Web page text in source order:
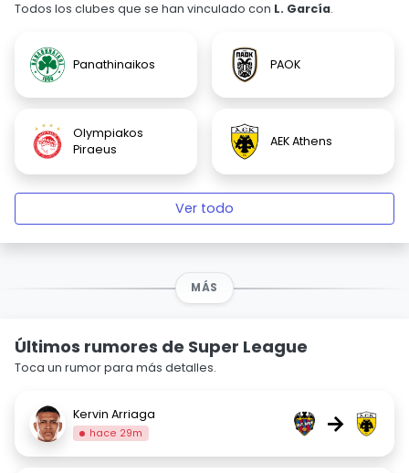
Todos los clubes que se han vinculado con L. García.
Panathinaikos PAOK
Olympiakos
Piraeus
AEK Athens
Ver todo
MÁS
Últimos rumores de Super League
Toca un rumor para más detalles.
Kervin Arriaga
hace 29m →